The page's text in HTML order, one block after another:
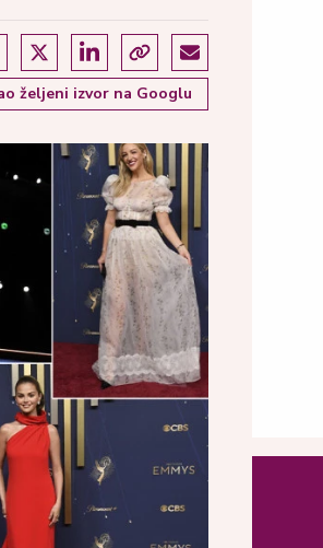
željeni izvor na Googlu